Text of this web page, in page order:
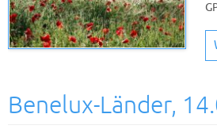
Benelux-Länder,